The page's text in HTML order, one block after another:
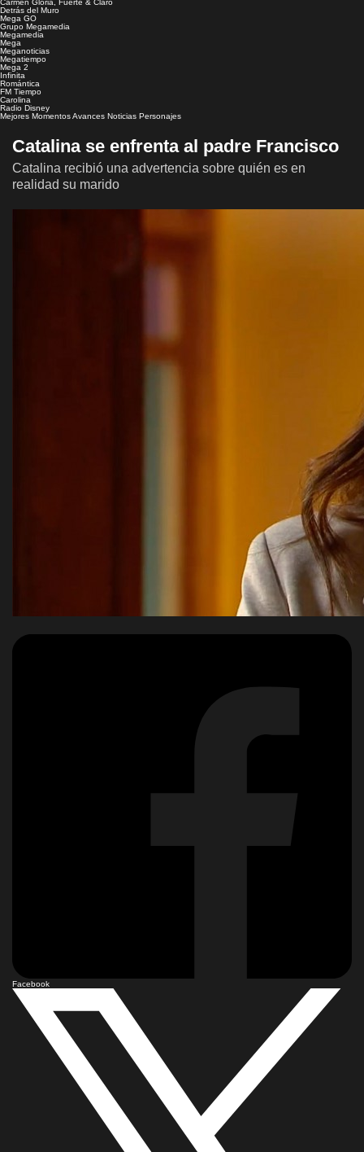
Detrás del Muro
Mega GO
Grupo Megamedia
Megamedia
Mega
Meganoticias
Megatiempo
Mega 2
Infinita
Romántica
FM Tiempo
Carolina
Radio Disney
Mejores MomentosAvances Noticias Personajes
Catalina se enfrenta al padre Francisco
Catalina recibió una advertencia sobre quién es en
realidad su marido
Facebook